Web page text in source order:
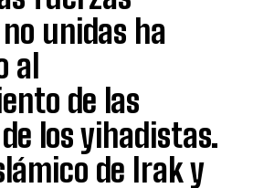
unidas ha
al
de las
los yihadistas.
de Irak y